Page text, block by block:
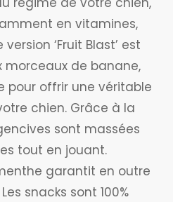
en vitamines,
‘Fruit Blast’ est
morceaux de banane,
pour offrir une véritable
chien. Grâce à la
sont massées
tout en jouant.
garantit en outre
snacks sont 100%